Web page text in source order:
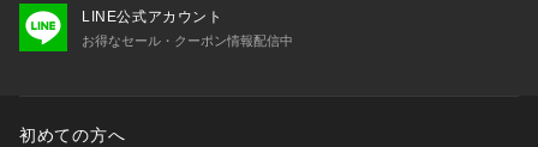
LINE公式アカウント
お得なセール・クーポン情報配信中
初めての方へ